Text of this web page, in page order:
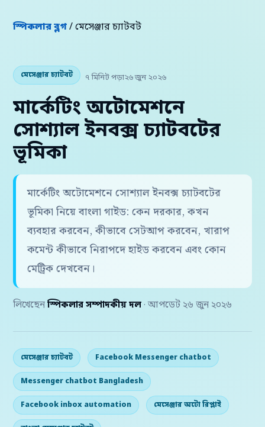
স্পিকলার ব্লগ/ মেসেঞ্জার চ্যাটবট
মেসেঞ্জার চ্যাটবট ৭ মিনিট পড়া২৬ জুন ২০২৬
মার্কেটিং অটোমেশনে
সোশ্যাল ইনবক্স চ্যাটবটের
ভূমিকা
মার্কেটিং অটোমেশনে সোশ্যাল ইনবক্স চ্যাটবটের
ভূমিকা নিয়ে বাংলা গাইড: কেন দরকার, কখন
ব্যবহার করবেন, কীভাবে সেটআপ করবেন, খারাপ
কমেন্ট কীভাবে নিরাপদে হাইড করবেন এবং কোন
মেট্রিক দেখবেন।
লিখেছেন স্পিকলার সম্পাদকীয় দল · আপডেট ২৬ জুন ২০২৬
মেসেঞ্জার চ্যাটবট Facebook Messenger chatbot
Messenger chatbot Bangladesh
Facebook inbox automation মেসেঞ্জার অটো রিপ্লাই